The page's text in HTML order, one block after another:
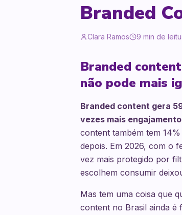
Branded
Clara Ramos 9 min de
Branded
não pode mais
Branded content gera
vezes mais
content também tem
depois. Em 2026, com o
vez mais protegido por
escolhem consumir
Mas tem uma coisa que
content no Brasil ainda é